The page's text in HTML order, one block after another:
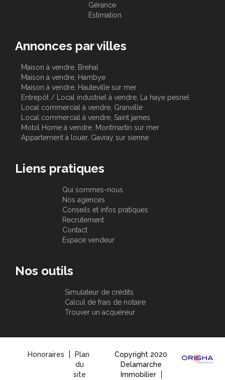
Gérance
Estimation
Annonces par villes
Maison à vendre, Brehal
Maison à vendre, Hambye
Maison à vendre, Hauteville sur mer
Entrepôt / Local industriel à vendre, La haye pesnel
Local commercial à vendre, Granville
Local commercial à vendre, Saint james
Mobil Home à vendre, Montmartin sur mer
Appartement à louer, Gavray sur sienne
Liens pratiques
Qui sommes-nous
Nos agences
Conseils et infos pratiques
Recrutement
Contact
Espace vendeur
Nos outils
Simulateur de crédits
Calcul de frais de notaire
Trouver un acquéreur
Honoraires
Plan
du
site
Copyright 2020
Delamarche
Immobilier